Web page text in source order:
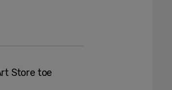
Store toe